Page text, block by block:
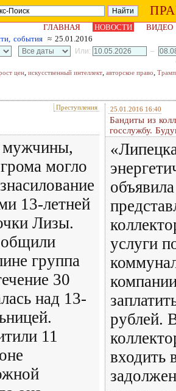
ГЛАВНАЯ НОВОСТИ
ВИДЕО
события ≈ 25.01.2016
Или:
–
цен, искусственный интеллект, авторское право, Трамп
Преступления
могло
13-летней
Лизы.
группа
30
над 13-
11
25.01.2016 16:40
Бандиты из
госслужбу.
услуги
рублей.
входить